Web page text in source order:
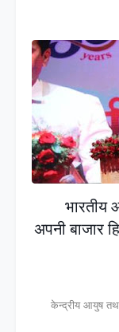
भारतीय
अपनी बाजार
केन्द्रीय आयुष